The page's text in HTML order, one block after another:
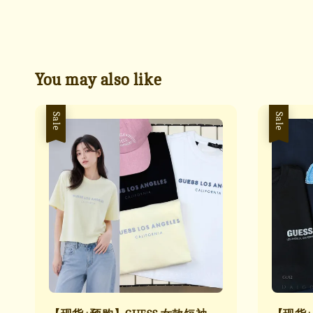
You may also like
Sale Sale